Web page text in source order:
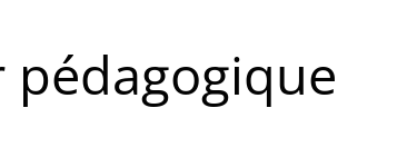
pédagogique